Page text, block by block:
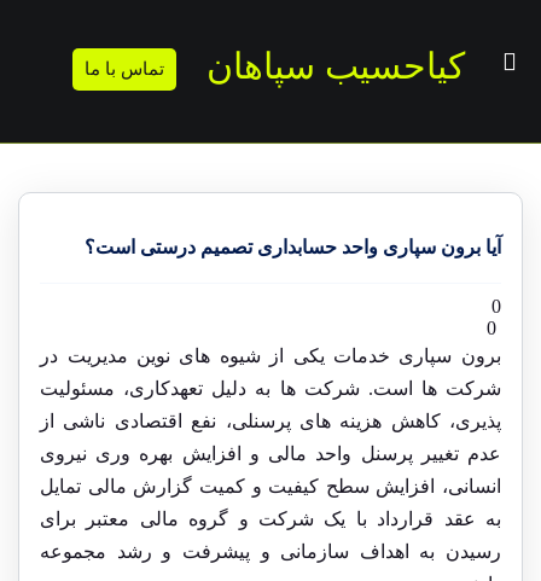
کیاحسیب سپاهان تماس با ما
آیا برون سپاری واحد حسابداری تصمیم درستی است؟
0
0
برون سپاری خدمات یکی از شیوه های نوین مدیریت در
شرکت ها است. شرکت ها به دلیل تعهدکاری، مسئولیت
پذیری، کاهش هزینه های پرسنلی، نفع اقتصادی ناشی از
عدم تغییر پرسنل واحد مالی و افزایش بهره وری نیروی
انسانی، افزایش سطح کیفیت و کمیت گزارش مالی تمایل
به عقد قرارداد با یک شرکت و گروه مالی معتبر برای
رسیدن به اهداف سازمانی و پیشرفت و رشد مجموعه